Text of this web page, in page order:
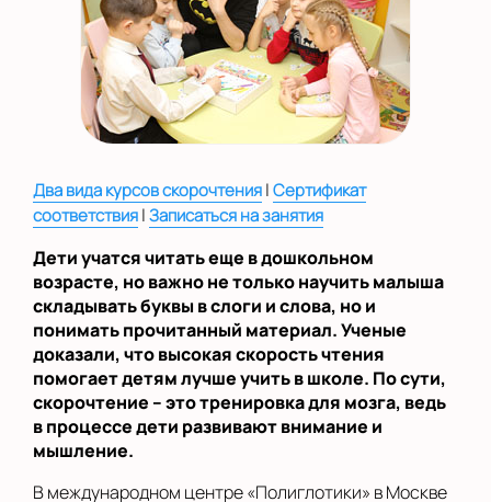
на Коломенской
в Московской
области
Показать на карте
Два вида курсов скорочтения|Сертификат
соответствия|Записаться на занятия
Дети учатся читать еще в дошкольном
возрасте, но важно не только научить малыша
складывать буквы в слоги и слова, но и
понимать прочитанный материал. Ученые
доказали, что высокая скорость чтения
помогает детям лучше учить в школе. По сути,
скорочтение – это тренировка для мозга, ведь
в процессе дети развивают внимание и
мышление.
В международном центре «Полиглотики» в Москве